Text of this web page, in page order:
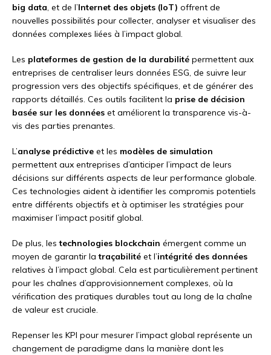
big data, et de l’Internet des objets (IoT) offrent de
nouvelles possibilités pour collecter, analyser et visualiser des
données complexes liées à l’impact global.
Les plateformes de gestion de la durabilité permettent aux
entreprises de centraliser leurs données ESG, de suivre leur
progression vers des objectifs spécifiques, et de générer des
rapports détaillés. Ces outils facilitent la prise de décision
basée sur les données et améliorent la transparence vis-à-
vis des parties prenantes.
L’analyse prédictive et les modèles de simulation
permettent aux entreprises d’anticiper l’impact de leurs
décisions sur différents aspects de leur performance globale.
Ces technologies aident à identifier les compromis potentiels
entre différents objectifs et à optimiser les stratégies pour
maximiser l’impact positif global.
De plus, lestechnologies blockchain émergent comme un
moyen de garantir latraçabilité et l’intégrité des données
relatives à l’impact global. Cela est particulièrement pertinent
pour les chaînes d’approvisionnement complexes, où la
vérification des pratiques durables tout au long de la chaîne
de valeur est cruciale.
Repenser les KPI pour mesurer l’impact global représente un
changement de paradigme dans la manière dont les